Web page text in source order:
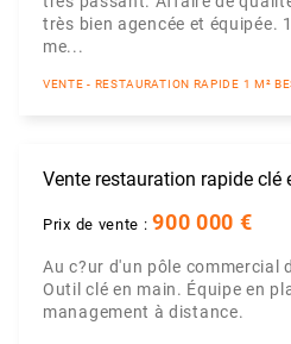
très bien agencée et équipée.
me...
VENTE - RESTAURATION RAPIDE 1 M²
Vente restauration rapide clé
Prix de vente :900 000 €
Au c?ur d'un pôle commercial
Outil clé en main. Équipe en
management à distance.